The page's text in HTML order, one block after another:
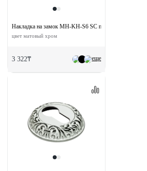
еще
Накладка на замок MH-KH-S6 SC под евроцилиндр
цвет матовый хром
3 322₸